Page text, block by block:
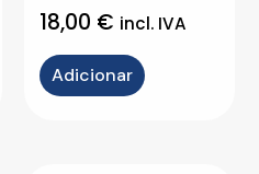
18,00 € incl. IVA
Adicionar